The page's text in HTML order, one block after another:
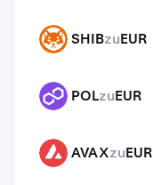
SHIB SHIBzuEUR
POL POLzuEUR
AVAX AVAXzuEUR